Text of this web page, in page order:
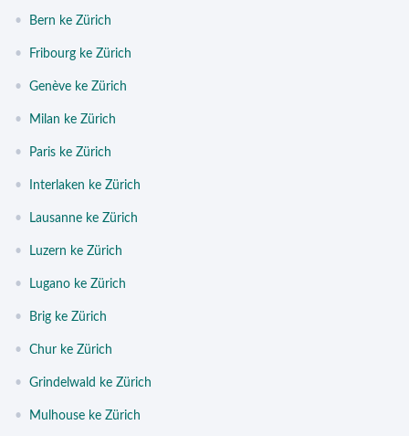
• Bern ke Zürich
• Fribourg ke Zürich
• Genève ke Zürich
• Milan ke Zürich
• Paris ke Zürich
• Interlaken ke Zürich
• Lausanne ke Zürich
• Luzern ke Zürich
• Lugano ke Zürich
• Brig ke Zürich
• Chur ke Zürich
• Grindelwald ke Zürich
• Mulhouse ke Zürich